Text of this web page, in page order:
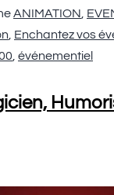
ANIMATION
Enchantez vos
événementiel